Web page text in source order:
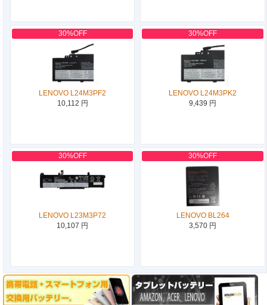
30%OFF
LENOVO L24M3PF2
10,112 円
30%OFF
LENOVO L24M3PK2
9,439 円
30%OFF
LENOVO L23M3P72
10,107 円
30%OFF
LENOVO BL264
3,570 円